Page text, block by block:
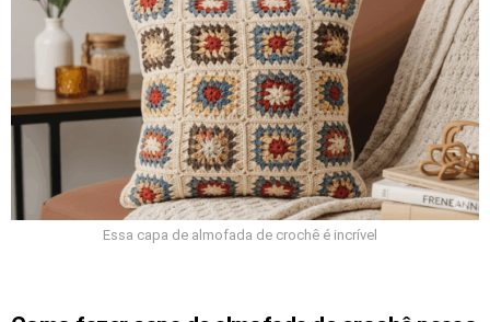
Essa capa de almofada de crochê é incrível